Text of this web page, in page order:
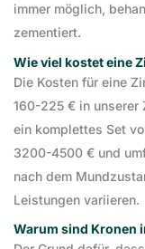
immer möglich,
zementiert.
Wie viel kostet eine
Die Kosten für eine
160-225 € in unserer
ein komplettes Set
3200-4500 € und
nach dem
Leistungen variieren.
Warum sind Kronen